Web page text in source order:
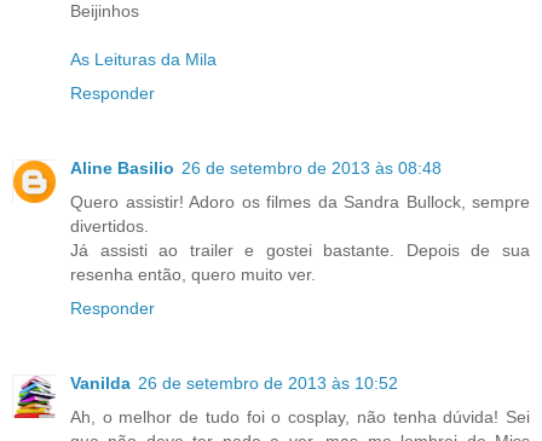
Beijinhos
As Leituras da Mila
Responder
Aline Basilio 26 de setembro de 2013 às 08:48
Quero assistir! Adoro os filmes da Sandra Bullock, sempre
divertidos.
Já assisti ao trailer e gostei bastante. Depois de sua
resenha então, quero muito ver.
Responder
Vanilda 26 de setembro de 2013 às 10:52
Ah, o melhor de tudo foi o cosplay, não tenha dúvida! Sei